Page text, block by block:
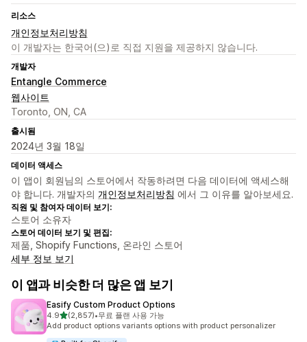
리소스
개인정보처리방침
이 개발자는 한국어(으)로 직접 지원을 제공하지 않습니다.
개발자
Entangle Commerce
웹사이트
Toronto, ON, CA
출시됨
2024년 3월 18일
데이터 액세스
이 앱이 회원님의 스토어에서 작동하려면 다음 데이터에 액세스해
야 합니다. 개발자의 개인정보처리방침 에서 그 이유를 알아보세요.
직원 및 참여자 데이터 보기:
스토어 소유자
스토어 데이터 보기 및 편집:
제품, Shopify Functions, 온라인 스토어
세부 정보 보기
이 앱과 비슷한 더 많은 앱 보기
Easify Custom Product Options
4.9별 5개 중
(2,857)
총 리뷰 2857개
•무료 플랜 사용 가능
Add product options variants options with product personalizer